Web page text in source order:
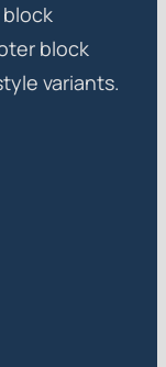
block
variants.